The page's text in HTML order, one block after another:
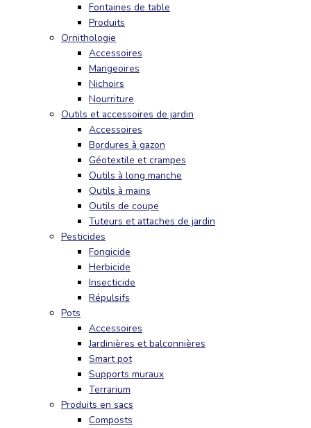
Fontaines de table
Produits
Ornithologie
Accessoires
Mangeoires
Nichoirs
Nourriture
Outils et accessoires de jardin
Accessoires
Bordures à gazon
Géotextile et crampes
Outils à long manche
Outils à mains
Outils de coupe
Tuteurs et attaches de jardin
Pesticides
Fongicide
Herbicide
Insecticide
Répulsifs
Pots
Accessoires
Jardinières et balconnières
Smart pot
Supports muraux
Terrarium
Produits en sacs
Composts